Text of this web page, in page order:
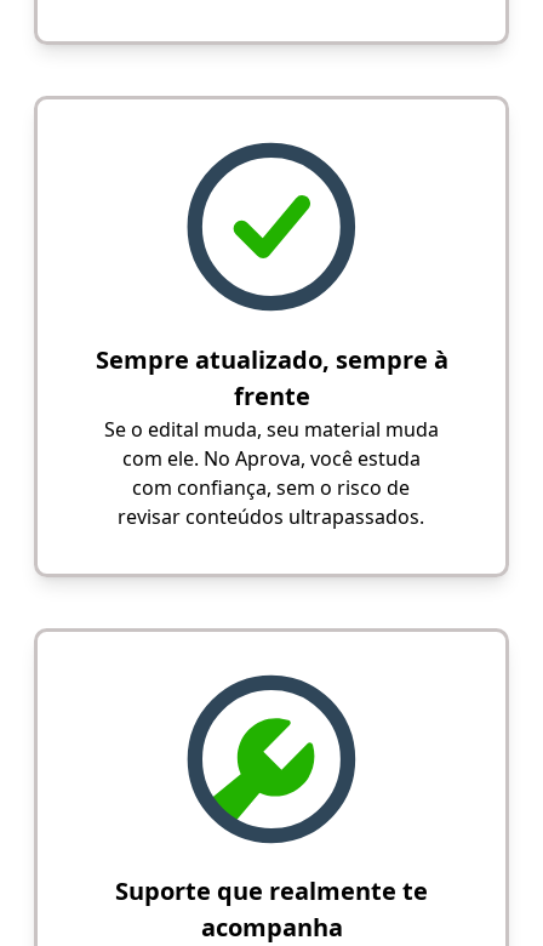
Sempre atualizado, sempre à
frente
Se o edital muda, seu material muda
com ele. No Aprova, você estuda
com confiança, sem o risco de
revisar conteúdos ultrapassados.
Suporte que realmente te
acompanha